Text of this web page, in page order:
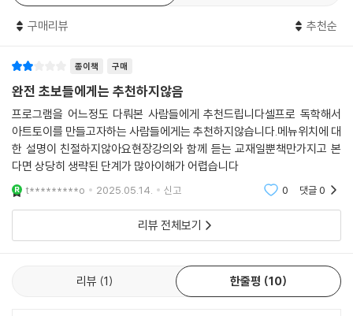
8. Position / Size
1) Position
Chapter 03. Surface
1. Surface
Chapter 04. Deformation, Initialize
1. Deformation
1) Deformation옵션
2. Initialize
2) Poly Mesh Initialize
3. Extrude
1) ZSphere의 용도
2) ZSphere를 이용한 기본 메쉬 만들기
구매리뷰 추천순
종이책 구매
완전 초보들에게는 추천하지않음
프로그램을 어느정도 다뤄본 사람들에게 추천드립니다셀프로 독학해서
아트토이를 만들고자하는 사람들에게는 추천하지않습니다.메뉴위치에 대
한 설명이 친절하지않아요현장강의와 함께 듣는 교재일뿐책만가지고 본
다면 상당히 생략된 단계가 많아이해가 어렵습니다
t*********o 2025.05.14. 신고 0 댓글0
리뷰 전체보기
리뷰 1 한줄평 10